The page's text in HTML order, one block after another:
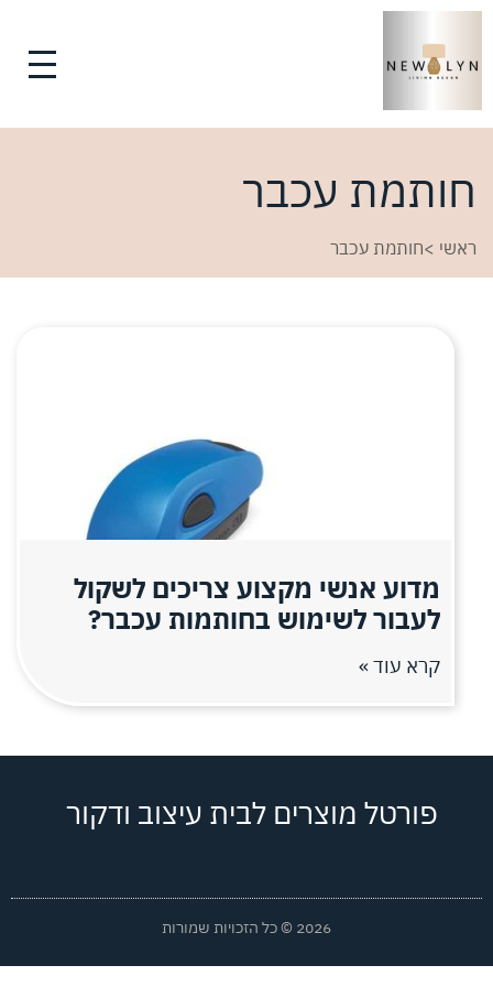
חותמת עכבר
ראשי >חותמת עכבר
מדוע אנשי מקצוע צריכים לשקול
לעבור לשימוש בחותמות עכבר?
קרא עוד »
פורטל מוצרים לבית עיצוב ודקור
2026 © כל הזכויות שמורות